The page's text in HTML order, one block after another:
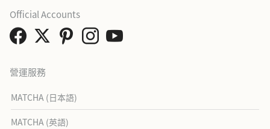
營運服務
MATCHA (日本語)
MATCHA (英語)
Official Accounts